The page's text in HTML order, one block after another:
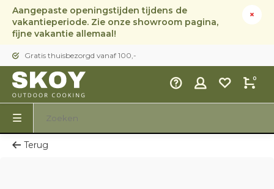
Aangepaste openingstijden tijdens de
vakantieperiode. Zie onze showroom pagina,
fijne vakantie allemaal!
Gratis thuisbezorgd vanaf 100,-
0
Terug